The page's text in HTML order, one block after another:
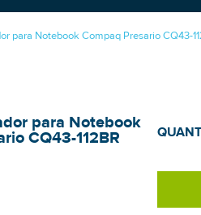
para Notebook Compaq Presario CQ43-
para Notebook
CQ43-112BR